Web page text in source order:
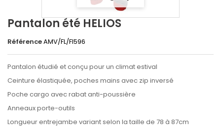
Pantalon été HELIOS
RéférenceAMV/FL/FI596
Pantalon étudié et conçu pour un climat estival
Ceinture élastiquée, poches mains avec zip inversé
Poche cargo avec rabat anti-poussière
Anneaux porte-outils
Longueur entrejambe variant selon la taille de 78 à 87cm